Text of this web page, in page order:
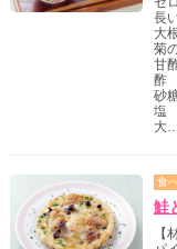
長
大
菊
甘
酢
砂
塩
大
食
鮭